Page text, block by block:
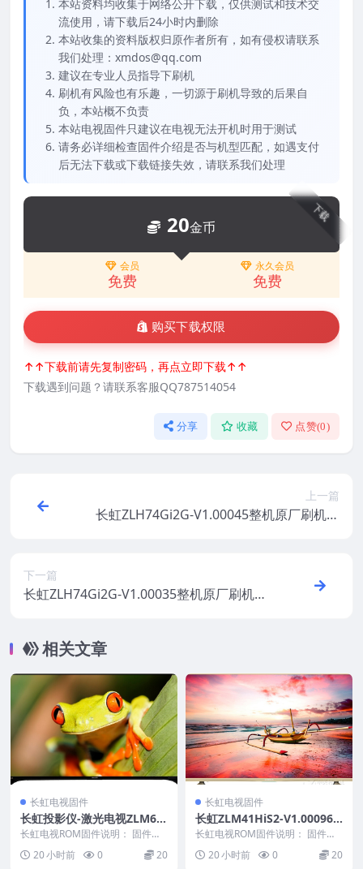
本站资料均收集于网络公开下载，仅供测试和技术交
流使用，请下载后24小时内删除
本站收集的资料版权归原作者所有，如有侵权请联系
我们处理：xmdos@qq.com
建议在专业人员指导下刷机
刷机有风险也有乐趣，一切源于刷机导致的后果自
负，本站概不负责
本站电视固件只建议在电视无法开机时用于测试
请务必详细检查固件介绍是否与机型匹配，如遇支付
后无法下载或下载链接失效，请联系我们处理
下载
20金币
会员
免费
永久会员
免费
购买下载权限
↑↑下载前请先复制密码，再点立即下载↑↑
下载遇到问题？请联系客服QQ787514054
分享 收藏 点赞(0)
上一篇
长虹ZLH74Gi2G-V1.00045整机原厂刷机固
下一篇
长虹ZLH74Gi2G-V1.00035整机原厂刷机固
相关文章
长虹电视固件
长虹投影仪-激光电视ZLM60
HiS2-V7.00001_U盘刷机固
件
长虹电视ROM固件说明： 固件版
本：V7.00001 固件大小：572 M
升级...20 小时前 0 20
长虹电视固件
长虹ZLM41HiS2-V1.00096_
U盘刷机固件
长虹电视ROM固件说明： 固件版
本：V1.00096 固件大小：297 M
升级...20 小时前 0 20